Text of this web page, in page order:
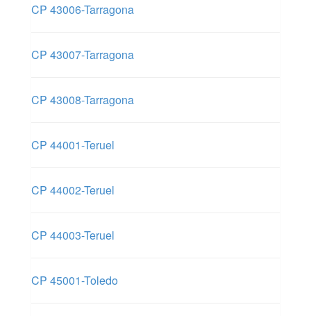
CP 43006-Tarragona
CP 43007-Tarragona
CP 43008-Tarragona
CP 44001-Teruel
CP 44002-Teruel
CP 44003-Teruel
CP 45001-Toledo